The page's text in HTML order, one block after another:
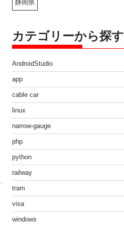
静岡県
カテゴリーから探す
AndroidStudio
app
cable car
linux
narrow-gauge
php
python
railway
tram
visa
windows